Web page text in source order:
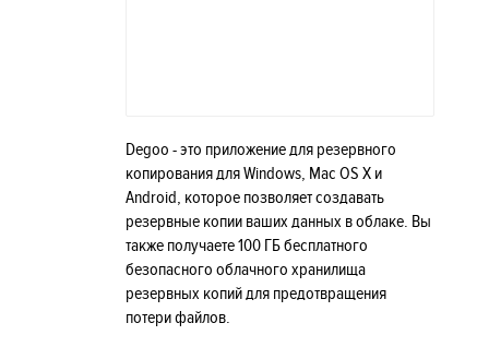
Degoo - это приложение для резервного
копирования для Windows, Mac OS X и
Android, которое позволяет создавать
резервные копии ваших данных в облаке. Вы
также получаете 100 ГБ бесплатного
безопасного облачного хранилища
резервных копий для предотвращения
потери файлов.